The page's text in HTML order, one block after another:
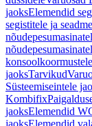
jaoksElemendid
segistitele ja
konsoolkoormustele
jaoksTarvikud
Süsteemiseintele
Kombifix
jaoksElemendid
jaoksElemendid